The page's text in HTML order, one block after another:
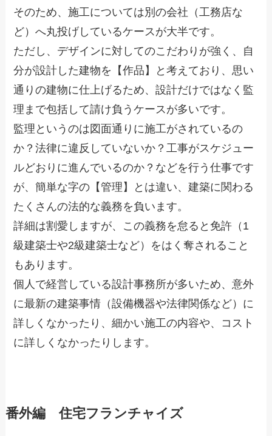
そのため、施工については別の会社（工務店な
ど）へ丸投げしているケースが大半です。
ただし、デザインに対してのこだわりが強く、自
分が設計した建物を【作品】と考えており、思い
通りの建物に仕上げるため、設計だけではなく監
理まで包括して請け負うケースが多いです。
監理というのは図面通りに施工がされているの
か？法律に違反していないか？工事がスケジュー
ルどおりに進んでいるのか？などを行う仕事です
が、簡単な字の【管理】とは違い、建築に関わる
たくさんの法的な義務を負います。
詳細は割愛しますが、この義務を怠ると免許（1
級建築士や2級建築士など）をはく奪されること
もあります。
個人で経営している設計事務所が多いため、意外
に最新の建築事情（設備機器や法律関係など）に
詳しくなかったり、細かい施工の内容や、コスト
に詳しくなかったりします。
番外編 住宅フランチャイズ